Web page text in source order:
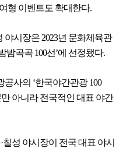
형 이벤트도 확대한다.
야시장은 2023년 문화체육관
밤곡곡 100선’에 선정됐다.
사의 ‘한국야간관광 100
아니라 전국적인 대표 야간
성 야시장이 전국 대표 야시